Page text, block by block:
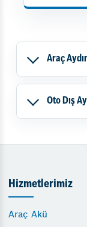
Araç
Oto Dış
Hizmetlerimiz
Araç Akü